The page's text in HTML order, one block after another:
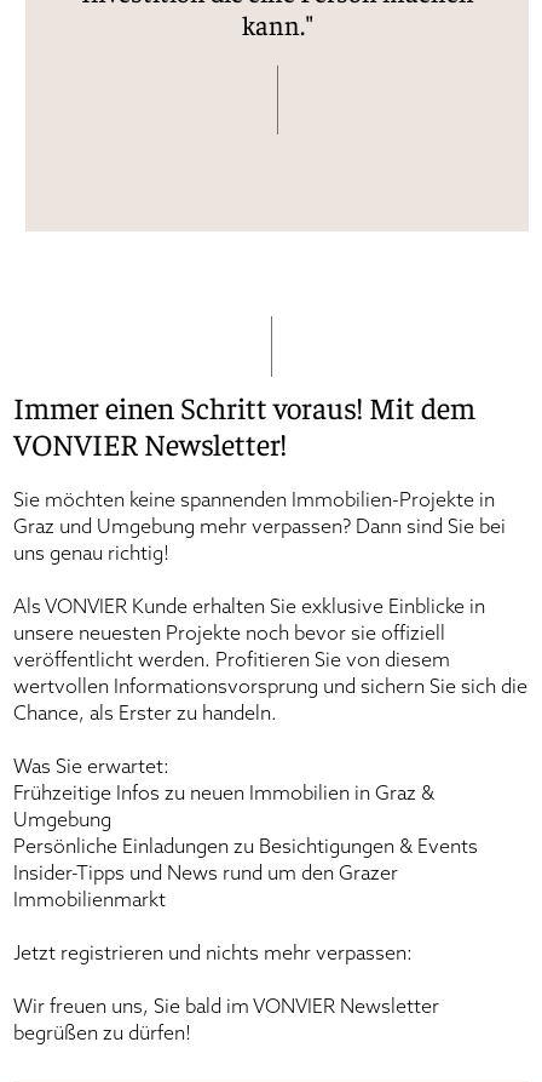
kann."
Immer einen Schritt voraus! Mit dem
VONVIER Newsletter!
Sie möchten keine spannenden Immobilien-Projekte in
Graz und Umgebung mehr verpassen? Dann sind Sie bei
uns genau richtig!
Als VONVIER Kunde erhalten Sie exklusive Einblicke in
unsere neuesten Projekte noch bevor sie offiziell
veröffentlicht werden. Profitieren Sie von diesem
wertvollen Informationsvorsprung und sichern Sie sich die
Chance, als Erster zu handeln.
Was Sie erwartet:
Frühzeitige Infos zu neuen Immobilien in Graz &
Umgebung
Persönliche Einladungen zu Besichtigungen & Events
Insider-Tipps und News rund um den Grazer
Immobilienmarkt
Jetzt registrieren und nichts mehr verpassen:
Wir freuen uns, Sie bald im VONVIER Newsletter
begrüßen zu dürfen!